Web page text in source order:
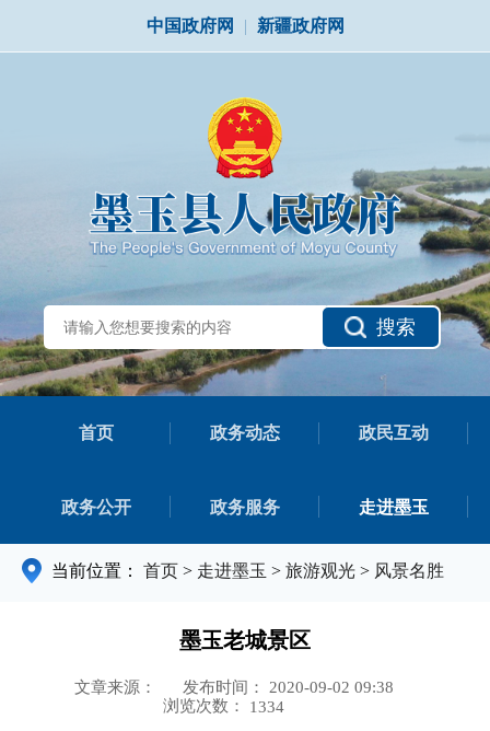
中国政府网 | 新疆政府网
搜索
首页 政务动态 政民互动
政务公开 政务服务 走进墨玉
当前位置： 首页 > 走进墨玉 > 旅游观光 > 风景名胜
墨玉老城景区
文章来源：
发布时间： 2020-09-02 09:38
浏览次数： 1334